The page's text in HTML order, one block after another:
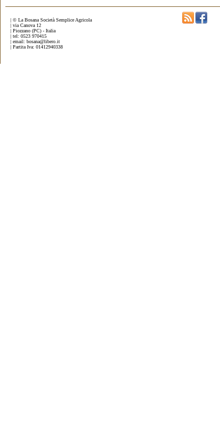
| © La Bosana Società Semplice Agricola
| via Canova 12
| Piozzano (PC) - Italia
| tel: 0523 970415
| email: bosana@libero.it
| Partita Iva: 01412940338